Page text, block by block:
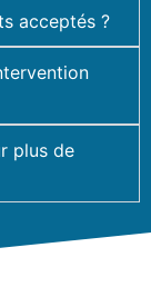
acceptés ?
plus de